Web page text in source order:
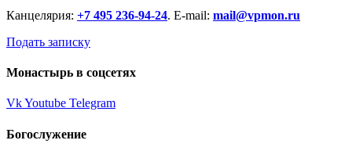
Канцелярия: +7 495 236-94-24. E-mail: mail@vpmon.ru
Подать записку
Монастырь в соцсетях
VkYoutube Telegram
Богослужение